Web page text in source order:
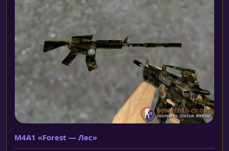
M4A1 «Forest — Лес»